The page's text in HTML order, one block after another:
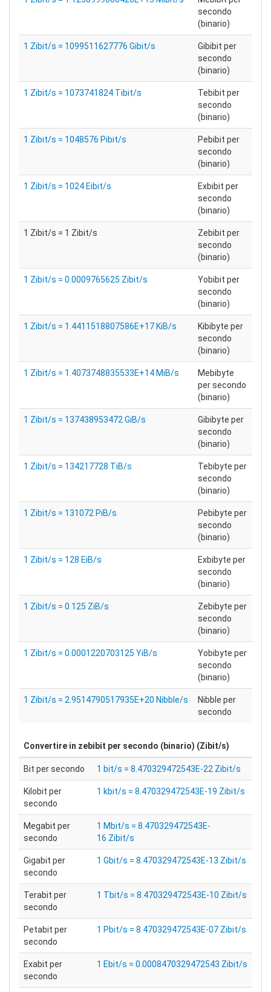
secondo
(binario)
1 Zibit/s = 1099511627776 Gibit/s
Gibibit per
secondo
(binario)
1 Zibit/s = 1073741824 Tibit/s
Tebibit per
secondo
(binario)
1 Zibit/s = 1048576 Pibit/s
Pebibit per
secondo
(binario)
1 Zibit/s = 1024 Eibit/s
Exbibit per
secondo
(binario)
1 Zibit/s = 1 Zibit/s
Zebibit per
secondo
(binario)
1 Zibit/s = 0.0009765625 Zibit/s
Yobibit per
secondo
(binario)
1 Zibit/s = 1.4411518807586E+17 KiB/s
Kibibyte per
secondo
(binario)
1 Zibit/s = 1.4073748835533E+14 MiB/s
Mebibyte
per secondo
(binario)
1 Zibit/s = 137438953472 GiB/s
Gibibyte per
secondo
(binario)
1 Zibit/s = 134217728 TiB/s
Tebibyte per
secondo
(binario)
1 Zibit/s = 131072 PiB/s
Pebibyte per
secondo
(binario)
1 Zibit/s = 128 EiB/s
Exbibyte per
secondo
(binario)
1 Zibit/s = 0.125 ZiB/s
Zebibyte per
secondo
(binario)
1 Zibit/s = 0.0001220703125 YiB/s
Yobibyte per
secondo
(binario)
1 Zibit/s = 2.9514790517935E+20 Nibble/s
Nibble per
secondo
Convertire in zebibit per secondo (binario) (Zibit/s)
Bit per secondo 1 bit/s = 8.470329472543E-22 Zibit/s
Kilobit per
secondo
1 kbit/s = 8.470329472543E-19 Zibit/s
Megabit per
secondo
1 Mbit/s = 8.470329472543E-
16 Zibit/s
Gigabit per
secondo
1 Gbit/s = 8.470329472543E-13 Zibit/s
Terabit per
secondo
1 Tbit/s = 8.470329472543E-10 Zibit/s
Petabit per
secondo
1 Pbit/s = 8.470329472543E-07 Zibit/s
Exabit per
secondo
1 Ebit/s = 0.0008470329472543 Zibit/s